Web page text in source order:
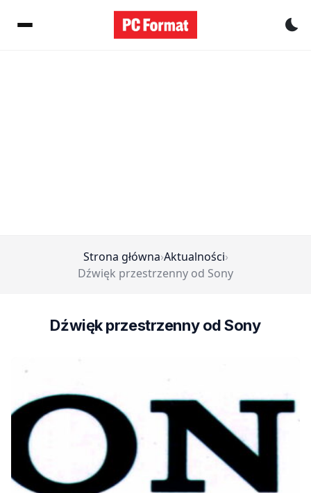
Strona główna›Aktualności›
Dźwięk przestrzenny od Sony
Dźwięk przestrzenny od Sony